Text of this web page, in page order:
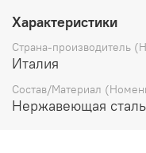
Характеристики
Страна-производитель
Италия
Состав/Материал
Нержавеющая